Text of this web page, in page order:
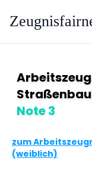
Note 3
zum
(weiblich)